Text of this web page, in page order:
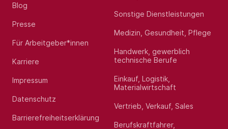
Blog
Presse
Für Arbeitgeber*innen
Karriere
Impressum
Datenschutz
Barrierefreiheitserklärung
Sonstige Dienstleistungen
Medizin, Gesundheit, Pflege
Handwerk, gewerblich
technische Berufe
Einkauf, Logistik,
Materialwirtschaft
Vertrieb, Verkauf, Sales
Berufskraftfahrer,